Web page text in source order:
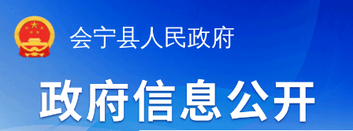
会宁县人民政府